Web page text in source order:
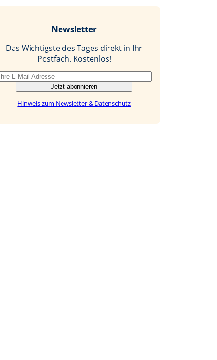
n
l
Newsletter
Das Wichtigste des Tages direkt in Ihr
Postfach. Kostenlos!
Jetzt abonnieren
Hinweis zum Newsletter & Datenschutz